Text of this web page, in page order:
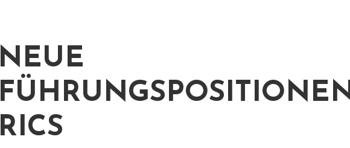
NEUE
RICS